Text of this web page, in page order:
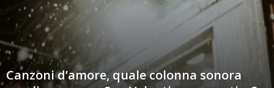
Canzoni d’amore, quale colonna sonora